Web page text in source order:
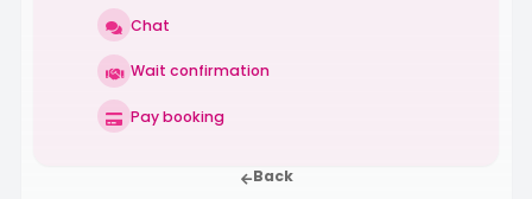
Chat
Wait confirmation
Pay booking
Back